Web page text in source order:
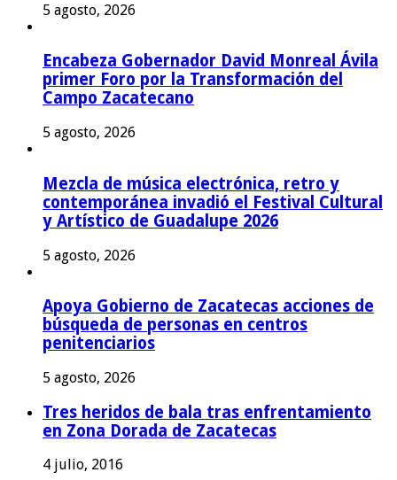
5 agosto, 2026
Encabeza Gobernador David Monreal Ávila
primer Foro por la Transformación del
Campo Zacatecano
5 agosto, 2026
Mezcla de música electrónica, retro y
contemporánea invadió el Festival Cultural
y Artístico de Guadalupe 2026
5 agosto, 2026
Apoya Gobierno de Zacatecas acciones de
búsqueda de personas en centros
penitenciarios
5 agosto, 2026
Tres heridos de bala tras enfrentamiento
en Zona Dorada de Zacatecas
4 julio, 2016